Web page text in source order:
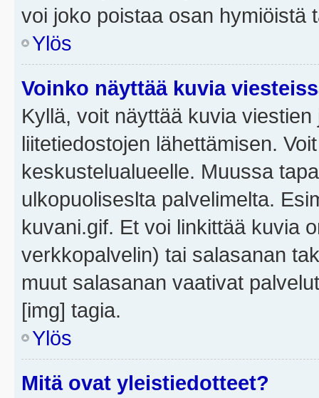
voi joko poistaa osan hymiöistä
Ylös
Voinko näyttää kuvia
Kyllä, voit näyttää kuvia
liitetiedostojen lähettämisen.
keskustelualueelle. Muussa
ulkopuoliseslta palvelimelta.
kuvani.gif. Et voi linkittää kuvia
verkkopalvelin) tai salasanan
muut salasanan vaativat
[img] tagia.
Ylös
Mitä ovat yleistiedotteet?